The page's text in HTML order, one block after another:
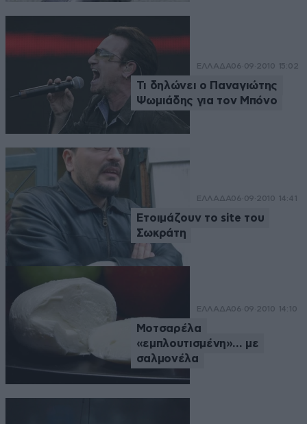
ΕΛΛΑΔΑ06·09·2010 15:02
Τι δηλώνει ο Παναγιώτης
Ψωμιάδης για τον Μπόνο
ΕΛΛΑΔΑ06·09·2010 14:41
Ετοιμάζουν το site του
Σωκράτη
ΕΛΛΑΔΑ06·09·2010 14:10
Μοτσαρέλα
«εμπλουτισμένη»… με
σαλμονέλα